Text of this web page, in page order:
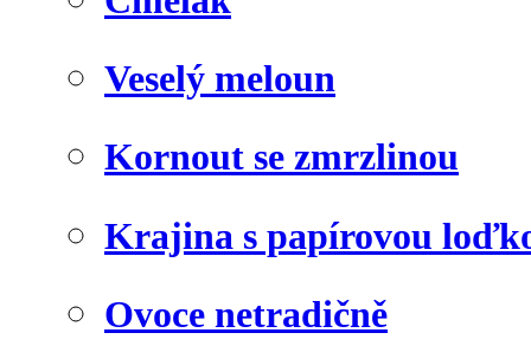
Veselý meloun
Kornout se zmrzlinou
Krajina s papírovou
Ovoce netradičně